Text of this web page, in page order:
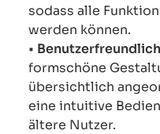
sodass alle
werden können.
•
formschöne
übersichtlich
eine intuitive
ältere Nutzer.